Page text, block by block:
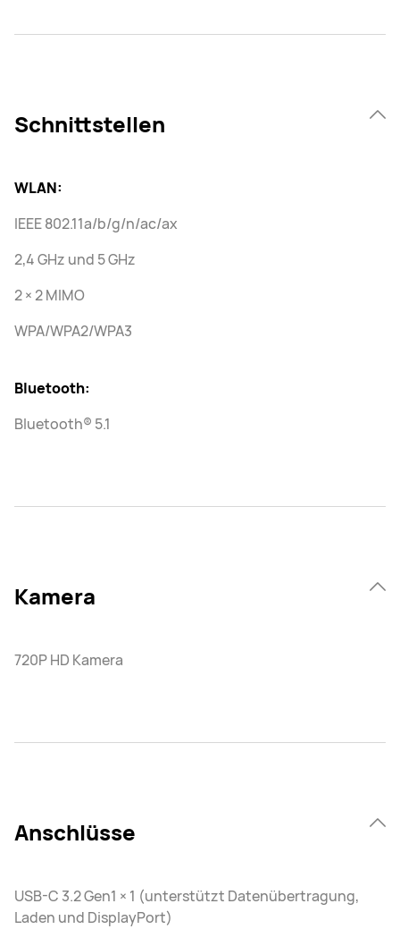
Schnittstellen
WLAN:
IEEE 802.11a/b/g/n/ac/ax
2,4 GHz und 5 GHz
2 × 2 MIMO
WPA/WPA2/WPA3
Bluetooth:
Bluetooth® 5.1
Kamera
720P HD Kamera
Anschlüsse
USB-C 3.2 Gen1 × 1 (unterstützt Datenübertragung,
Laden und DisplayPort)